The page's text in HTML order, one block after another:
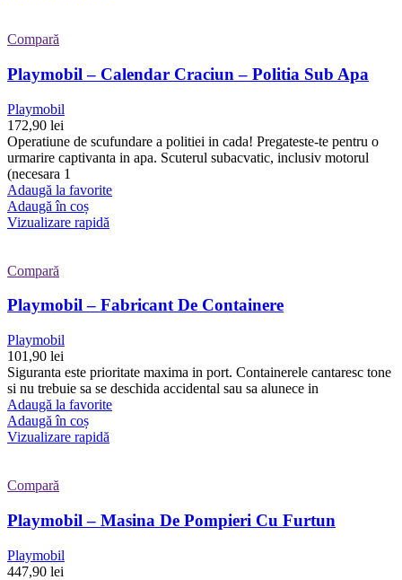
Compară
Playmobil – Calendar Craciun – Politia Sub Apa
Playmobil
172,90 lei
Operatiune de scufundare a politiei in cada! Pregateste-te pentru o
urmarire captivanta in apa. Scuterul subacvatic, inclusiv motorul
(necesara 1
Adaugă la favorite
Adaugă în coș
Vizualizare rapidă
Compară
Playmobil – Fabricant De Containere
Playmobil
101,90 lei
Siguranta este prioritate maxima in port. Containerele cantaresc tone
si nu trebuie sa se deschida accidental sau sa alunece in
Adaugă la favorite
Adaugă în coș
Vizualizare rapidă
Compară
Playmobil – Masina De Pompieri Cu Furtun
Playmobil
447,90 lei